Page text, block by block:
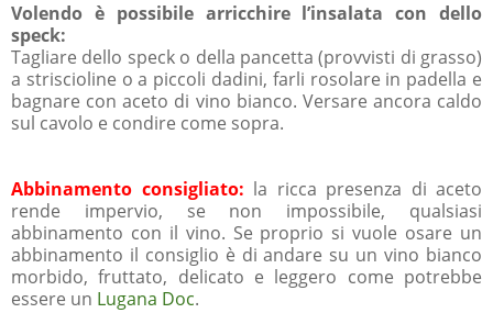
Volendo è possibile arricchire l’insalata con dello
speck:
Tagliare dello speck o della pancetta (provvisti di grasso)
a striscioline o a piccoli dadini, farli rosolare in padella e
bagnare con aceto di vino bianco. Versare ancora caldo
sul cavolo e condire come sopra.
Abbinamento consigliato: la ricca presenza di aceto
rende impervio, se non impossibile, qualsiasi
abbinamento con il vino. Se proprio si vuole osare un
abbinamento il consiglio è di andare su un vino bianco
morbido, fruttato, delicato e leggero come potrebbe
essere un Lugana Doc.